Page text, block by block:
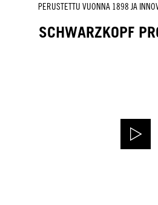
PERUSTETTU VUONNA 1898 JA
SCHWARZKOPF